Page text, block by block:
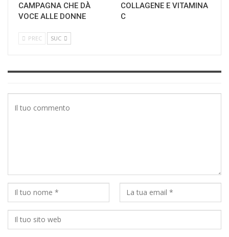
CAMPAGNA CHE DÀ
VOCE ALLE DONNE
COLLAGENE E VITAMINA
C
PREC SUC